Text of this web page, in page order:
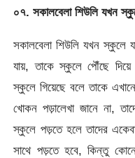
০৭. সকালবেলা শিউলি যখন
সকালবেলা শিউলি যখন স্কুলে
যায়, তাকে স্কুলে পৌঁছে
স্কুলে গিয়েছে বলে তাকে
খোকন পড়ালেখা জানে না,
স্কুলে পড়তে হলে তাদের
সাথে পড়তে হবে, কিন্তু